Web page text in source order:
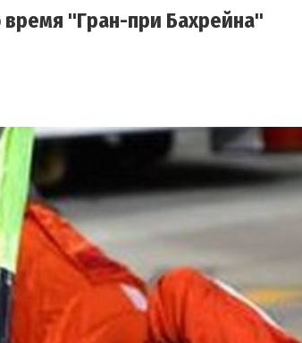
"Гран-при Бахрейна"